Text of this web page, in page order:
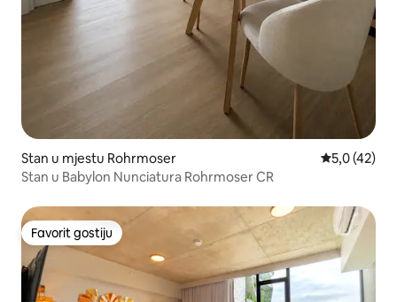
Stan u mjestu Rohrmoser Prosječna
5,0 (42)
Stan u Babylon Nunciatura Rohrmoser CR
Favorit gostiju
Favorit gostiju